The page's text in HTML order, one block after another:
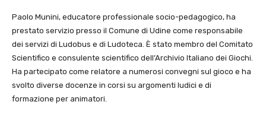
Paolo Munini, educatore professionale socio-pedagogico, ha
prestato servizio presso il Comune di Udine come responsabile
dei servizi di Ludobus e di Ludoteca. È stato membro del Comitato
Scientifico e consulente scientifico dell’Archivio Italiano dei Giochi.
Ha partecipato come relatore a numerosi convegni sul gioco e ha
svolto diverse docenze in corsi su argomenti ludici e di
formazione per animatori.